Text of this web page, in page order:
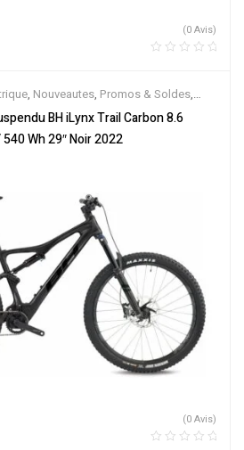
(0 Avis)
, Nouveautes, Promos & Soldes,
ville,Velos Electriques,VTT
BH iLynx Trail Carbon 8.6
Wh 29″ Noir 2022
(0 Avis)